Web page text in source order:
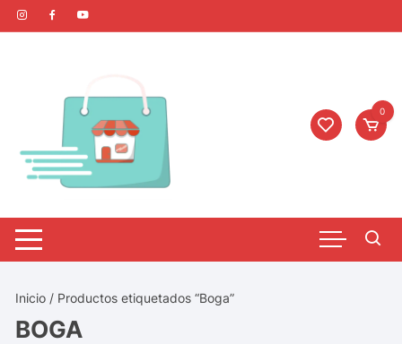
0
Inicio / Productos etiquetados “Boga”
BOGA